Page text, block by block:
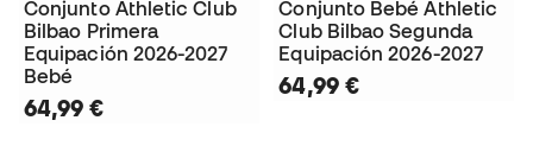
Conjunto Athletic Club
Bilbao Primera
Equipación 2026-2027
Bebé
64,99 €
Conjunto Bebé Athletic
Club Bilbao Segunda
Equipación 2026-2027
64,99 €